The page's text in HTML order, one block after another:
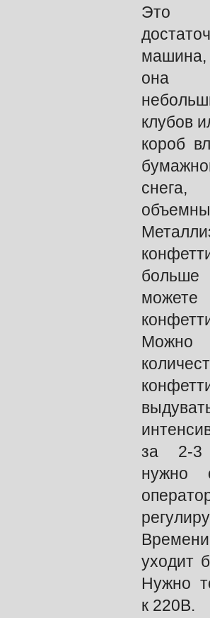
Это
она
клубов
короб
Можно
за 2-3
нужно
уходит
Нужно
к 220В.